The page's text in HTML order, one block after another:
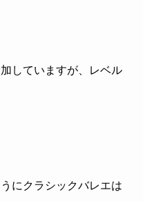
していますが、レベル
にクラシックバレエは